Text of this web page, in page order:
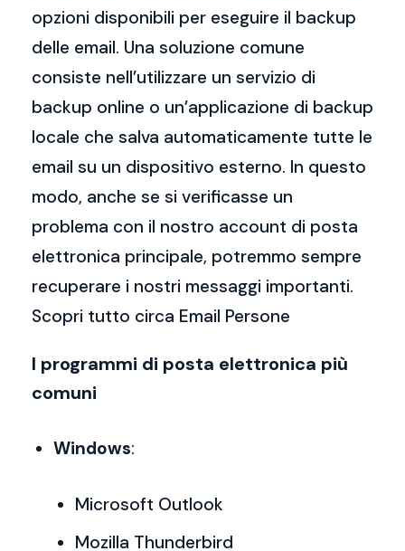
opzioni disponibili per eseguire il backup
delle email. Una soluzione comune
consiste nell’utilizzare un servizio di
backup online o un’applicazione di backup
locale che salva automaticamente tutte le
email su un dispositivo esterno. In questo
modo, anche se si verificasse un
problema con il nostro account di posta
elettronica principale, potremmo sempre
recuperare i nostri messaggi importanti.
Scopri tutto circa Email Persone
I programmi di posta elettronica più
comuni
Windows:
Microsoft Outlook
Mozilla Thunderbird